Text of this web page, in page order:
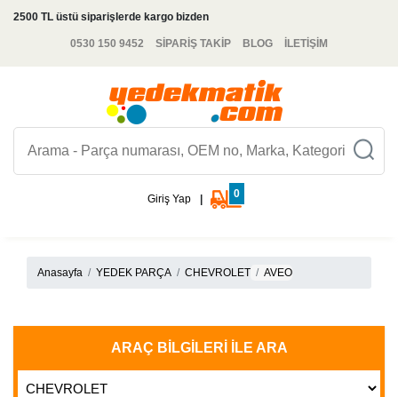
2500 TL üstü siparişlerde kargo bizden
0530 150 9452 SİPARİŞ TAKİP BLOG İLETİŞİM
Giriş Yap 0
Anasayfa YEDEK PARÇA CHEVROLET AVEO
ARAÇ BILGILERI İLE ARA